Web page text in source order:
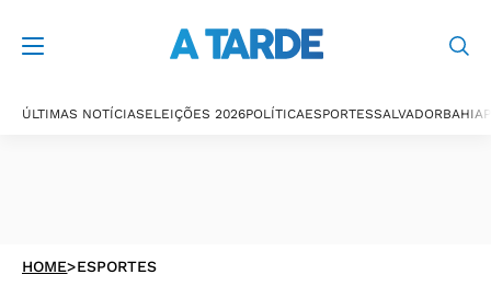
ÚLTIMAS NOTÍCIASELEIÇÕES 2026POLÍTICAESPORTESSALVADORBAHIA
HOME>ESPORTES